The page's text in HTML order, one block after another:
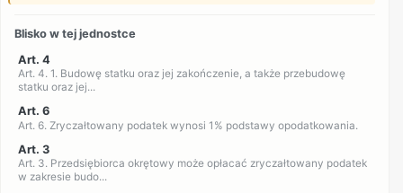
Blisko w tej jednostce
Art. 4
Art. 4. 1. Budowę statku oraz jej zakończenie, a także przebudowę
statku oraz jej...
Art. 6
Art. 6. Zryczałtowany podatek wynosi 1% podstawy opodatkowania.
Art. 3
Art. 3. Przedsiębiorca okrętowy może opłacać zryczałtowany podatek
w zakresie budo...